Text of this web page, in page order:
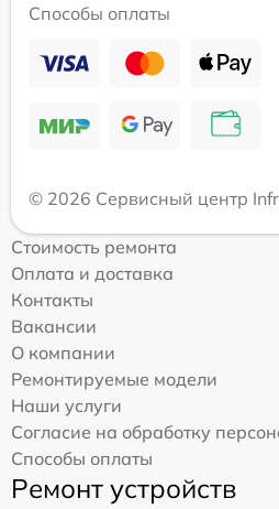
Способы оплаты
© 2026 Сервисный центр
Стоимость ремонта
Оплата и доставка
Контакты
Вакансии
О компании
Ремонтируемые модели
Наши услуги
Согласие на обработку
Способы оплаты
Ремонт устройств